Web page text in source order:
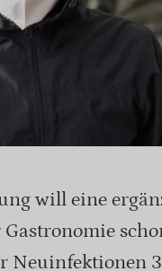
will eine
Neuinfektionen